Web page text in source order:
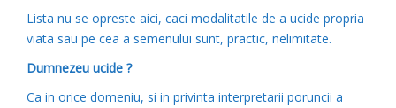
Lista nu se opreste aici, caci modalitatile de a ucide propria
viata sau pe cea a semenului sunt, practic, nelimitate.
Dumnezeu ucide ?
Ca in orice domeniu, si in privinta interpretarii poruncii a